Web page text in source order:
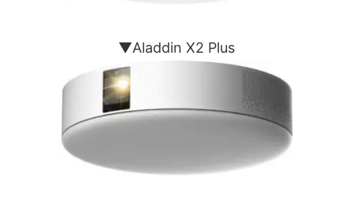
▼Aladdin X2 Plus